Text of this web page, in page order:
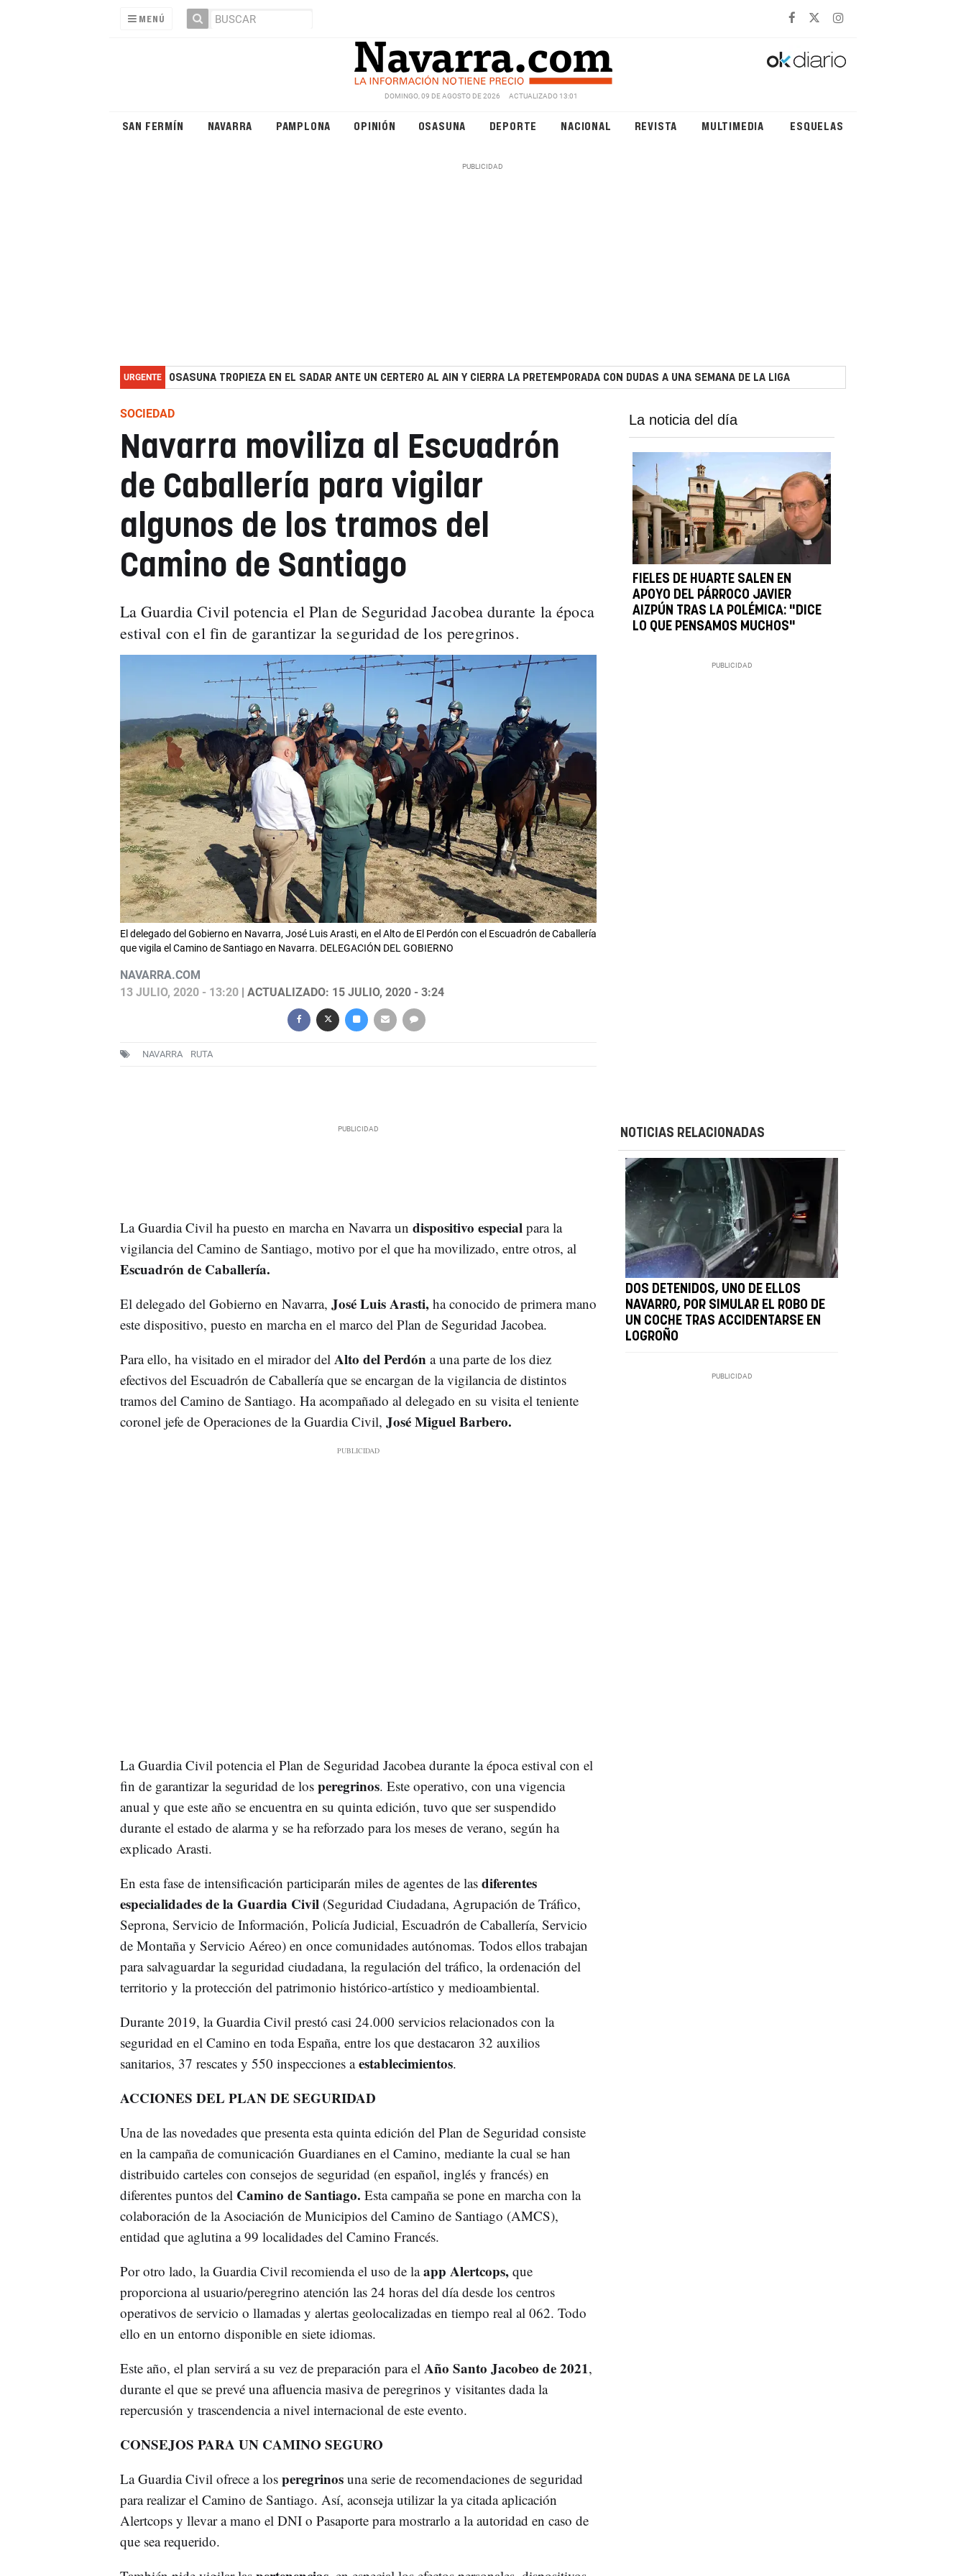
MENÚ
DOMINGO, 09 DE AGOSTO DE 2026 ACTUALIZADO 13:01
SAN FERMÍN NAVARRA PAMPLONA OPINIÓN OSASUNA DEPORTE NACIONAL REVISTA MULTIMEDIA ESQUELAS
URGENTE OSASUNA TROPIEZA EN EL SADAR ANTE UN CERTERO AL AIN Y CIERRA LA PRETEMPORADA CON DUDAS A UNA SEMANA DE LA LIGA
SOCIEDAD
Navarra moviliza al Escuadrón
de Caballería para vigilar
algunos de los tramos del
Camino de Santiago
La Guardia Civil potencia el Plan de Seguridad Jacobea durante la época
estival con el fin de garantizar la seguridad de los peregrinos.
El delegado del Gobierno en Navarra, José Luis Arasti, en el Alto de El Perdón con el Escuadrón de Caballería
que vigila el Camino de Santiago en Navarra. DELEGACIÓN DEL GOBIERNO
NAVARRA.COM
13 JULIO, 2020 - 13:20| ACTUALIZADO: 15 JULIO, 2020 - 3:24
NAVARRA RUTA
La noticia del día
FIELES DE HUARTE SALEN EN
APOYO DEL PÁRROCO JAVIER
AIZPÚN TRAS LA POLÉMICA: "DICE
LO QUE PENSAMOS MUCHOS"
La Guardia Civil ha puesto en marcha en Navarra un dispositivo especial para la
vigilancia del Camino de Santiago, motivo por el que ha movilizado, entre otros, al
Escuadrón de Caballería.
El delegado del Gobierno en Navarra, José Luis Arasti,ha conocido de primera mano
este dispositivo, puesto en marcha en el marco del Plan de Seguridad Jacobea.
Para ello, ha visitado en el mirador del Alto del Perdón a una parte de los diez
efectivos del Escuadrón de Caballería que se encargan de la vigilancia de distintos
tramos del Camino de Santiago. Ha acompañado al delegado en su visita el teniente
coronel jefe de Operaciones de la Guardia Civil, José Miguel Barbero.
La Guardia Civil potencia el Plan de Seguridad Jacobea durante la época estival con el
fin de garantizar la seguridad de los peregrinos. Este operativo, con una vigencia
anual y que este año se encuentra en su quinta edición, tuvo que ser suspendido
durante el estado de alarma y se ha reforzado para los meses de verano, según ha
explicado Arasti.
En esta fase de intensificación participarán miles de agentes de lasdiferentes
especialidades de la Guardia Civil (Seguridad Ciudadana, Agrupación de Tráfico,
Seprona, Servicio de Información, Policía Judicial, Escuadrón de Caballería, Servicio
de Montaña y Servicio Aéreo) en once comunidades autónomas. Todos ellos trabajan
para salvaguardar la seguridad ciudadana, la regulación del tráfico, la ordenación del
territorio y la protección del patrimonio histórico-artístico y medioambiental.
Durante 2019, la Guardia Civil prestó casi 24.000 servicios relacionados con la
seguridad en el Camino en toda España, entre los que destacaron 32 auxilios
sanitarios, 37 rescates y 550 inspecciones aestablecimientos.
ACCIONES DEL PLAN DE SEGURIDAD
Una de las novedades que presenta esta quinta edición del Plan de Seguridad consiste
en la campaña de comunicación Guardianes en el Camino, mediante la cual se han
distribuido carteles con consejos de seguridad (en español, inglés y francés) en
diferentes puntos del Camino de Santiago. Esta campaña se pone en marcha con la
colaboración de la Asociación de Municipios del Camino de Santiago (AMCS),
entidad que aglutina a 99 localidades del Camino Francés.
Por otro lado, la Guardia Civil recomienda el uso de laapp Alertcops,que
proporciona al usuario/peregrino atención las 24 horas del día desde los centros
operativos de servicio o llamadas y alertas geolocalizadas en tiempo real al 062. Todo
ello en un entorno disponible en siete idiomas.
Este año, el plan servirá a su vez de preparación para el Año Santo Jacobeo de 2021,
durante el que se prevé una afluencia masiva de peregrinos y visitantes dada la
repercusión y trascendencia a nivel internacional de este evento.
CONSEJOS PARA UN CAMINO SEGURO
La Guardia Civil ofrece a los peregrinos una serie de recomendaciones de seguridad
para realizar el Camino de Santiago. Así, aconseja utilizar la ya citada aplicación
Alertcops y llevar a mano el DNI o Pasaporte para mostrarlo a la autoridad en caso de
que sea requerido.
NOTICIAS RELACIONADAS
DOS DETENIDOS, UNO DE ELLOS
NAVARRO, POR SIMULAR EL ROBO DE
UN COCHE TRAS ACCIDENTARSE EN
LOGROÑO